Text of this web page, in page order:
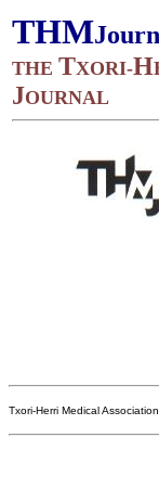
THM
THE TXORI-H
JOURNAL
Txori-Herri Medical